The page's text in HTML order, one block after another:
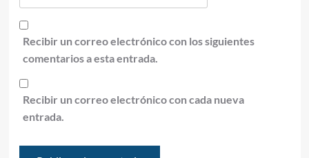
Recibir un correo electrónico con los siguientes
comentarios a esta entrada.
Recibir un correo electrónico con cada nueva
entrada.